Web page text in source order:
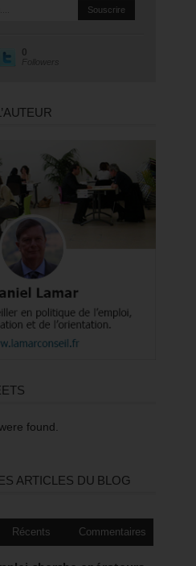
0
Followers
found.
ARTICLES DU BLOG
Récents Commentaires